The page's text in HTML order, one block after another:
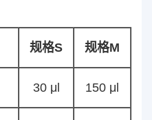
规格S 规格M
30 μl 150 μl